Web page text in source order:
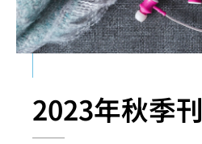
2023年秋季刊